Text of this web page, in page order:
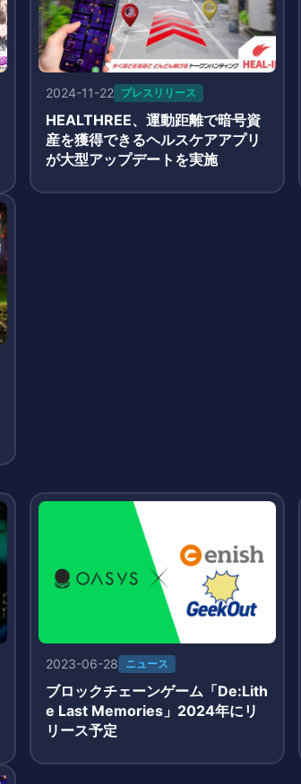
2024-11-22 プレスリリース
HEALTHREE、運動距離で暗号資
産を獲得できるヘルスケアアプリ
が大型アップデートを実施
2023-06-28 ニュース
ブロックチェーンゲーム「De:Lith
e Last Memories」2024年にリ
リース予定